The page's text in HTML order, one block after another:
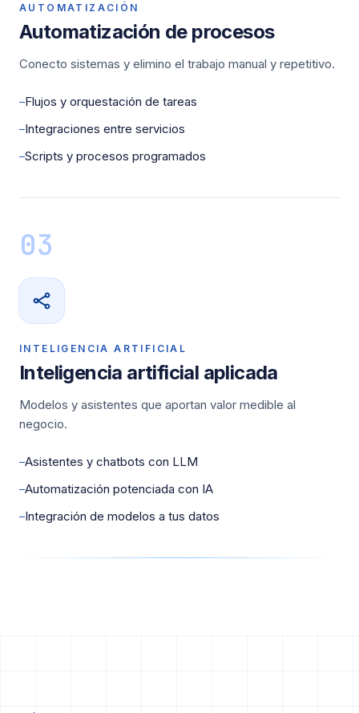
AUTOMATIZACIÓN
Automatización de procesos
Conecto sistemas y elimino el trabajo manual y repetitivo.
—Flujos y orquestación de tareas
—Integraciones entre servicios
—Scripts y procesos programados
03
INTELIGENCIA ARTIFICIAL
Inteligencia artificial aplicada
Modelos y asistentes que aportan valor medible al
negocio.
—Asistentes y chatbots con LLM
—Automatización potenciada con IA
—Integración de modelos a tus datos